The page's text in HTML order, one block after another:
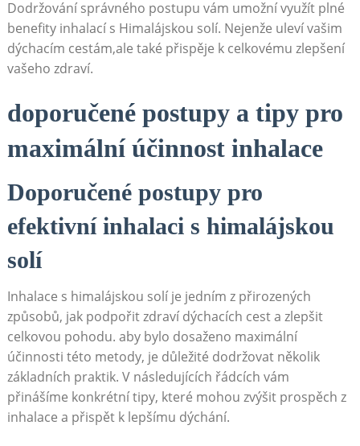
Dodržování správného postupu vám umožní využít plné
benefity inhalací s Himalájskou​ solí. Nejenže uleví vašim
dýchacím cestám,ale ‍také přispěje ‌k celkovému zlepšení
vašeho zdraví.
doporučené postupy a tipy pro
maximální účinnost inhalace
Doporučené postupy pro
efektivní inhalaci s himalájskou
solí
Inhalace s himalájskou ​solí je jedním⁣ z přirozených
způsobů, jak podpořit zdraví dýchacích cest a zlepšit
celkovou pohodu. aby bylo dosaženo maximální⁢
účinnosti této metody, je důležité dodržovat několik
základních praktik. V následujících řádcích ⁣vám
přinášíme konkrétní tipy, které mohou zvýšit prospěch z
⁤inhalace a přispět k lepšímu dýchání.